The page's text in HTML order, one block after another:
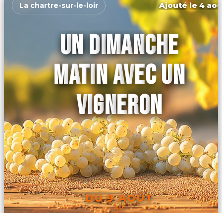
La chartre-sur-le-loir Ajouté le 4
UN DIMANCHE
MATIN AVEC UN
VIGNERON
DU 9 AOÛT
AU